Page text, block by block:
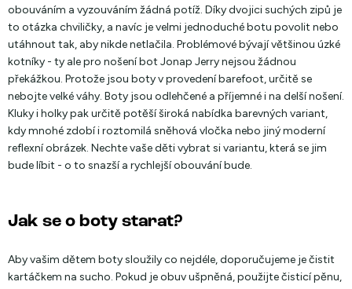
obouváním a vyzouváním žádná potíž. Díky dvojici suchých zipů je
to otázka chviličky, a navíc je velmi jednoduché botu povolit nebo
utáhnout tak, aby nikde netlačila. Problémové bývají většinou úzké
kotníky - ty ale pro nošení bot Jonap Jerry nejsou žádnou
překážkou. Protože jsou boty v provedení barefoot, určitě se
nebojte velké váhy. Boty jsou odlehčené a příjemné i na delší nošení.
Kluky i holky pak určitě potěší široká nabídka barevných variant,
kdy mnohé zdobí i roztomilá sněhová vločka nebo jiný moderní
reflexní obrázek. Nechte vaše děti vybrat si variantu, která se jim
bude líbit - o to snazší a rychlejší obouvání bude.
Jak se o boty starat?
Aby vašim dětem boty sloužily co nejdéle, doporučujeme je čistit
kartáčkem na sucho. Pokud je obuv ušpněná, použijte čisticí pěnu,